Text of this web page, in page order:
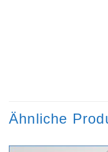
Ähnliche